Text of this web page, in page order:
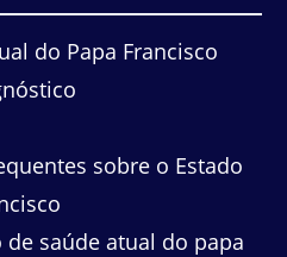
do Papa Francisco
sobre o Estado
de saúde atual do papa